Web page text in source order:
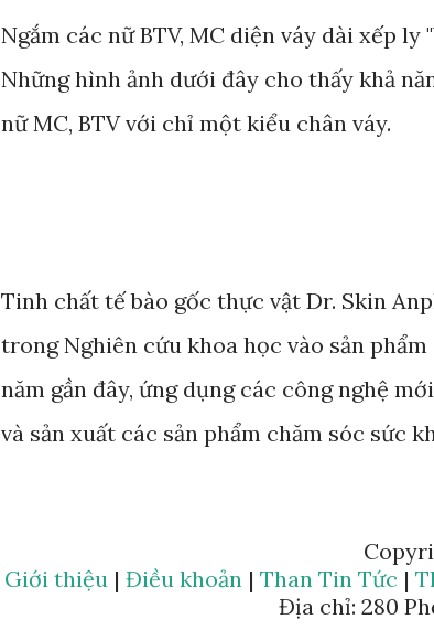
Ngắm các nữ BTV, MC diện váy dài xếp
Những hình ảnh dưới đây cho thấy khả
nữ MC, BTV với chỉ một kiểu chân váy.
Tinh chất tế bào gốc thực vật Dr. Skin
trong Nghiên cứu khoa học vào sản
năm gần đây, ứng dụng các công nghệ
và sản xuất các sản phẩm chăm sóc sức
mà Anphagroup là một trong những đơn
này đã ứng dụng rất nhiều các nghiên
Giới thiệu | Điều khoản | Than Tin Tức |
Địa chỉ: 280